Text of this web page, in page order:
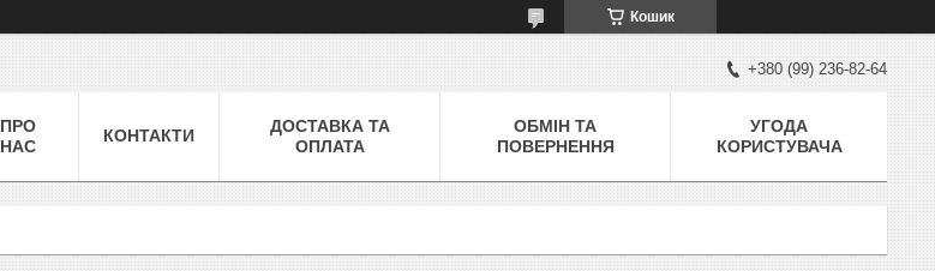
Кошик
+380 (99) 236-82-64
ПРО
НАС
КОНТАКТИ
ДОСТАВКА ТА
ОПЛАТА
ОБМІН ТА
ПОВЕРНЕННЯ
УГОДА
КОРИСТУВАЧА